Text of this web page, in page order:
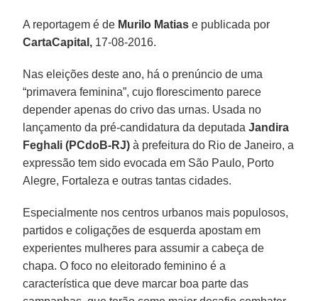
A reportagem é de Murilo Matias e publicada por
CartaCapital, 17-08-2016.
Nas eleições deste ano, há o prenúncio de uma
“primavera feminina”, cujo florescimento parece
depender apenas do crivo das urnas. Usada no
lançamento da pré-candidatura da deputadaJandira
Feghali (PCdoB-RJ) à prefeitura do Rio de Janeiro, a
expressão tem sido evocada em São Paulo, Porto
Alegre, Fortaleza e outras tantas cidades.
Especialmente nos centros urbanos mais populosos,
partidos e coligações de esquerda apostam em
experientes mulheres para assumir a cabeça de
chapa. O foco no eleitorado feminino é a
característica que deve marcar boa parte das